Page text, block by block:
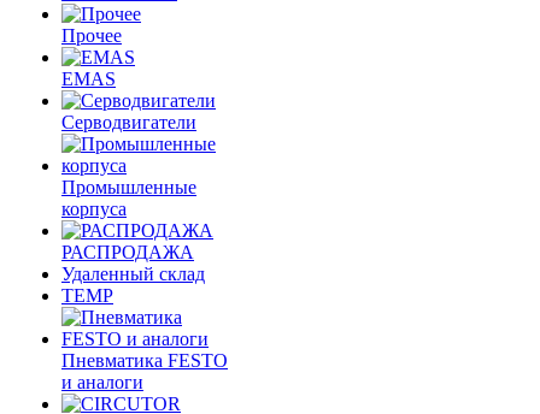
Прочее
EMAS
Cерводвигатели
Промышленные
корпуса
РАСПРОДАЖА
Удаленный склад
TEMP
Пневматика FESTO
и аналоги